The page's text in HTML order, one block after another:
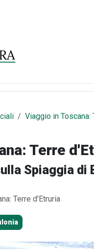
Viaggio in Toscana:
Terre
Spiaggia di
Terre d'Etruria